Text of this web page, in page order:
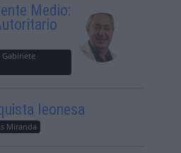
Medio:
Gabinete
leonesa
Miranda